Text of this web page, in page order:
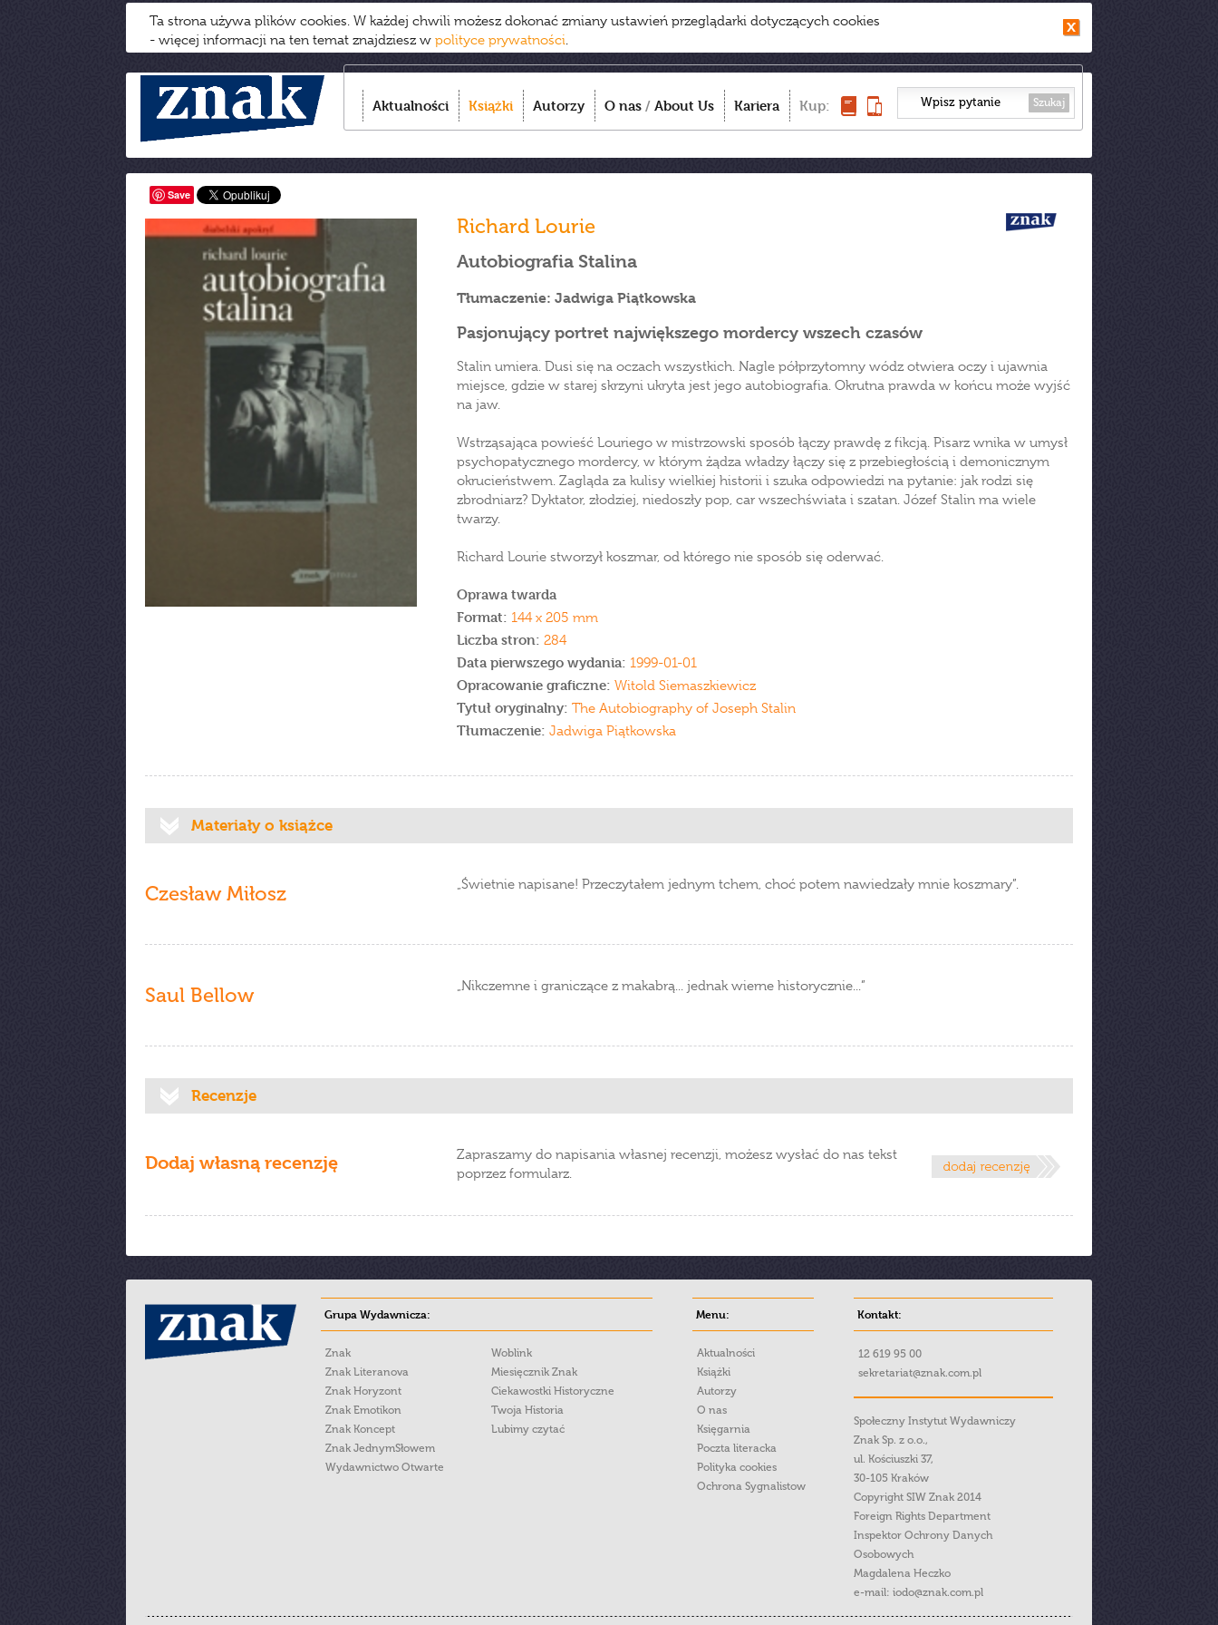
Ta strona używa plików cookies. W każdej chwili możesz dokonać zmiany ustawień przeglądarki dotyczących cookies
- więcej informacji na ten temat znajdziesz w polityce prywatności.
Aktualności Książki Autorzy O nas / About Us Kariera Kup: Szukaj
Save
Richard Lourie
Autobiografia Stalina
Tłumaczenie: Jadwiga Piątkowska
Pasjonujący portret największego mordercy wszech czasów
Stalin umiera. Dusi się na oczach wszystkich. Nagle półprzytomny wódz otwiera oczy i ujawnia
miejsce, gdzie w starej skrzyni ukryta jest jego autobiografia. Okrutna prawda w końcu może wyjść
na jaw.
Wstrząsająca powieść Louriego w mistrzowski sposób łączy prawdę z fikcją. Pisarz wnika w umysł
psychopatycznego mordercy, w którym żądza władzy łączy się z przebiegłością i demonicznym
okrucieństwem. Zagląda za kulisy wielkiej historii i szuka odpowiedzi na pytanie: jak rodzi się
zbrodniarz? Dyktator, złodziej, niedoszły pop, car wszechświata i szatan. Józef Stalin ma wiele
twarzy.
Richard Lourie stworzył koszmar, od którego nie sposób się oderwać.
Oprawa twarda
Format: 144 x 205 mm
Liczba stron: 284
Data pierwszego wydania: 1999-01-01
Opracowanie graficzne: Witold Siemaszkiewicz
Tytuł oryginalny: The Autobiography of Joseph Stalin
Tłumaczenie: Jadwiga Piątkowska
Materiały o książce
Czesław Miłosz „Świetnie napisane! Przeczytałem jednym tchem, choć potem nawiedzały mnie koszmary”.
Saul Bellow „Nikczemne i graniczące z makabrą... jednak wierne historycznie...”
Recenzje
Dodaj własną recenzję
Zapraszamy do napisania własnej recenzji, możesz wysłać do nas tekst
poprzez formularz.
Grupa Wydawnicza:
Znak
Znak Literanova
Znak Horyzont
Znak Emotikon
Znak Koncept
Znak JednymSłowem
Wydawnictwo Otwarte
Woblink
Miesięcznik Znak
Ciekawostki Historyczne
Twoja Historia
Lubimy czytać
Menu:
Aktualności
Książki
Autorzy
O nas
Księgarnia
Poczta literacka
Polityka cookies
Ochrona Sygnalistow
Kontakt:
12 619 95 00
sekretariat@znak.com.pl
Społeczny Instytut Wydawniczy
Znak Sp. z o.o.,
ul. Kościuszki 37,
30-105 Kraków
Copyright SIW Znak 2014
Foreign Rights Department
Inspektor Ochrony Danych
Osobowych
Magdalena Heczko
e-mail: iodo@znak.com.pl